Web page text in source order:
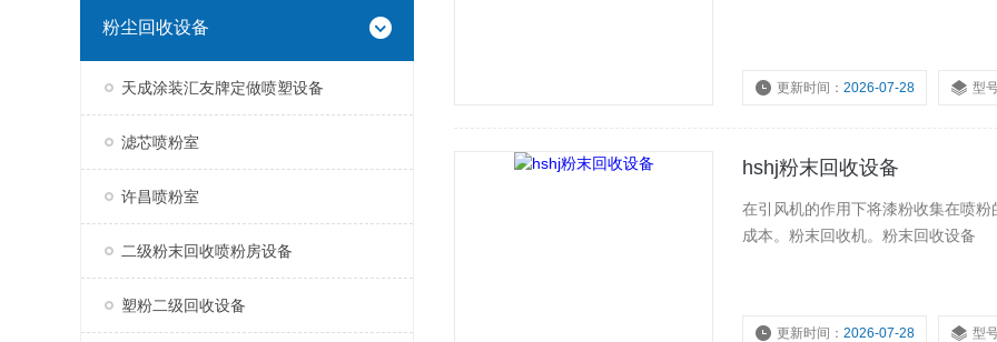
粉尘回收设备
天成涂装汇友牌定做喷塑设备
滤芯喷粉室
许昌喷粉室
二级粉末回收喷粉房设备
塑粉二级回收设备
更新时间：2026-07-28 型
hshj粉末回收设备
在引风机的作用下将漆粉收集在喷
成本。粉末回收机。粉末回收设备
更新时间：2026-07-28 型